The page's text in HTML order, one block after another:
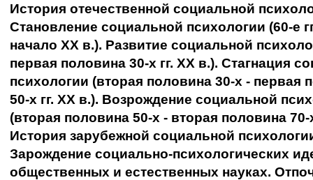
История отечественной социальной
Становление социальной психологии (60-е
начало XX в.). Развитие социальной
первая половина 30-х гг. XX в.). Стагнация
психологии (вторая половина 30-х - первая
50-х гг. XX в.). Возрождение социальной
(вторая половина 50-х - вторая половина 70-
История зарубежной социальной
Зарождение социально-психологических
общественных и естественных науках.